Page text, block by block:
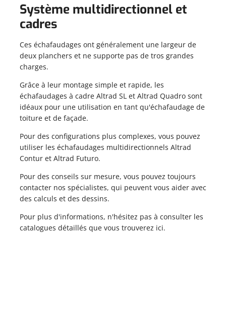
Système multidirectionnel et
cadres
Ces échafaudages ont généralement une largeur de
deux planchers et ne supporte pas de tros grandes
charges.
Grâce à leur montage simple et rapide, les
échafaudages à cadre Altrad SL et Altrad Quadro sont
idéaux pour une utilisation en tant qu'échafaudage de
toiture et de façade.
Pour des configurations plus complexes, vous pouvez
utiliser les échafaudages multidirectionnels Altrad
Contur et Altrad Futuro.
Pour des conseils sur mesure, vous pouvez toujours
contacter nos spécialistes, qui peuvent vous aider avec
des calculs et des dessins.
Pour plus d'informations, n'hésitez pas à consulter les
catalogues détaillés que vous trouverez ici.